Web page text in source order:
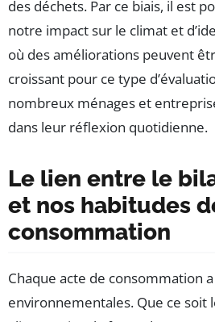
des déchets. Par ce biais, il est
notre impact sur le climat et
où des améliorations peuvent
croissant pour ce type
nombreux ménages et
dans leur réflexion quotidienne.
Le lien entre le
et nos habitudes
consommation
Chaque acte de consommation
environnementales. Que ce soit